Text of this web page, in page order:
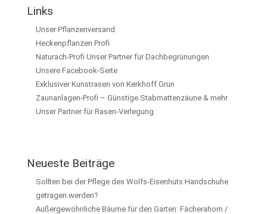
Links
Unser Pflanzenversand
Heckenpflanzen Profi
Naturach-Profi Unser Partner für Dachbegrünungen
Unsere Facebook-Seite
Exklusiver Kunstrasen von Kerkhoff Grün
Zaunanlagen-Profi – Günstige Stabmattenzäune & mehr
Unser Partner für Rasen-Verlegung
Neueste Beiträge
Sollten bei der Pflege des Wolfs-Eisenhuts Handschuhe
getragen werden?
Außergewöhnliche Bäume für den Garten: Fächerahorn /